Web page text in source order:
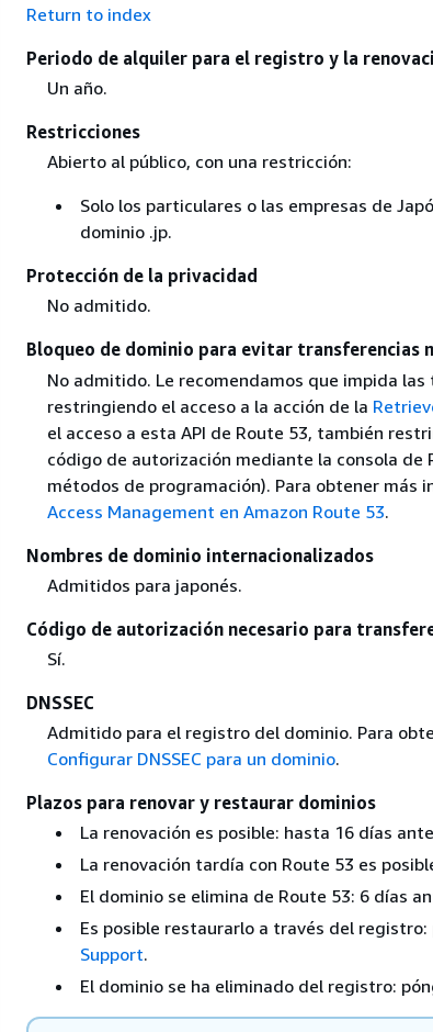
Return to index
Periodo de alquiler para el registro y la
Un año.
Restricciones
Abierto al público, con una restricción:
Solo los particulares o las empresas de
dominio .jp.
Protección de la privacidad
No admitido.
Bloqueo de dominio para evitar transferencias
No admitido. Le recomendamos que impida
restringiendo el acceso a la acción de la
el acceso a esta API de Route 53, también
código de autorización mediante la consola de
métodos de programación). Para obtener más
Access Management en Amazon Route 53.
Nombres de dominio internacionalizados
Admitidos para japonés.
Código de autorización necesario para
Sí.
DNSSEC
Admitido para el registro del dominio. Para
Configurar DNSSEC para un dominio.
Plazos para renovar y restaurar dominios
La renovación es posible: hasta 16 días
La renovación tardía con Route 53 es
El dominio se elimina de Route 53: 6 días
Es posible restaurarlo a través del
Support.
El dominio se ha eliminado del registro: